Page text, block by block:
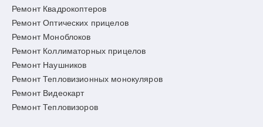
Ремонт Квадрокоптеров
Ремонт Оптических прицелов
Ремонт Моноблоков
Ремонт Коллиматорных прицелов
Ремонт Наушников
Ремонт Тепловизионных монокуляров
Ремонт Видеокарт
Ремонт Тепловизоров